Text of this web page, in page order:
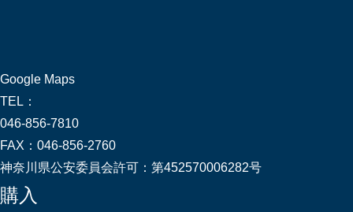
Google Maps
TEL：
046-856-7810
FAX： 046-856-2760
神奈川県公安委員会許可： 第452570006282号
購入